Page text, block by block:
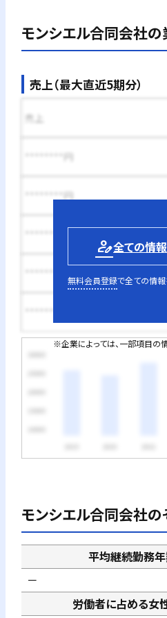
モンシエル合同会社の
売上（最大直近5期分）
売上
********円
********円
********円
person_edit全ての情
無料会員登録で全ての情報
※企業によっては、一部項目の
モンシエル合同会社の
平均継続勤務年
－
労働者に占める女